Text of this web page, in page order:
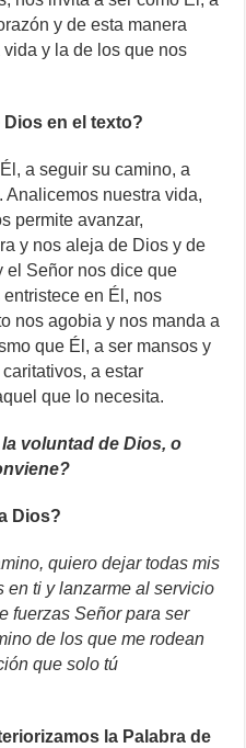
y de esta manera
y la de los que nos
en el texto?
a seguir su camino, a
Analicemos nuestra vida,
permite avanzar,
y nos aleja de Dios y de
el Señor nos dice que
en Él, nos
nos agobia y nos manda a
que Él, a ser mansos y
a estar
que lo necesita.
voluntad de Dios, o
Dios?
quiero dejar todas mis
en ti y lanzarme al servicio
fuerzas Señor para ser
de los que me rodean
que solo tú
la Palabra de